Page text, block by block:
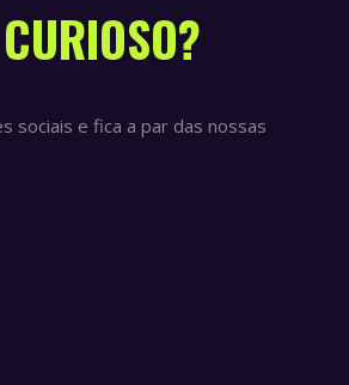
CURIOSO?
sociais e fica a par das nossas